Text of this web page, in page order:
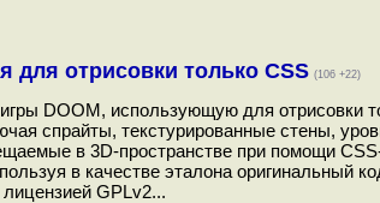
для отрисовки только CSS (106 +22)
DOOM, использующую для отрисовки
спрайты, текстурированные стены,
в 3D-пространстве при помощи
в качестве эталона оригинальный
GPLv2...